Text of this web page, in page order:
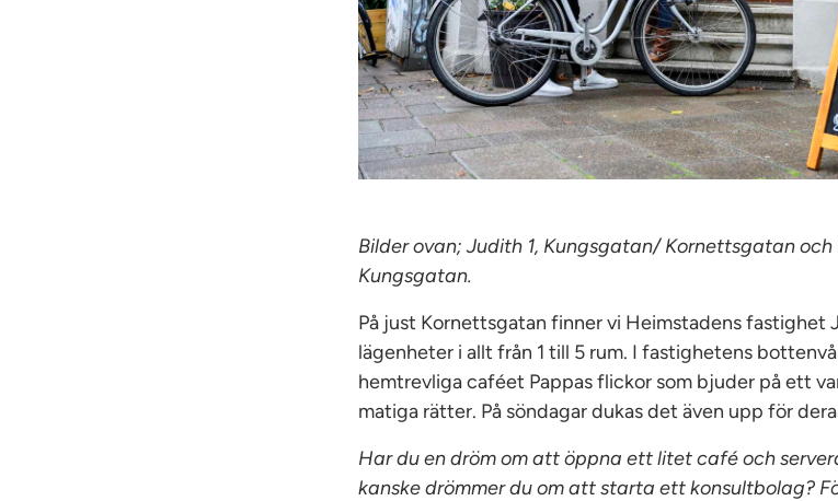
Bilder ovan; Judith 1, Kungsgatan/ Kornettsgatan
Kungsgatan.
På just Kornettsgatan finner vi Heimstadens fastighet
lägenheter i allt från 1 till 5 rum. I fastighetens
hemtrevliga caféet Pappas flickor som bjuder på ett
matiga rätter. På söndagar dukas det även upp för
Har du en dröm om att öppna ett litet café och
kanske drömmer du om att starta ett konsultbolag?